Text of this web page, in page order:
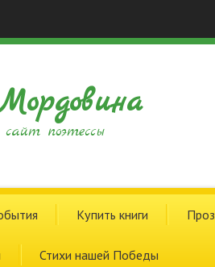
поэтессы
Купить книги
Стихи нашей Победы